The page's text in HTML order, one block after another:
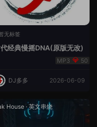
无标签
经典慢摇DNA(原版无改)
50
DJ多多 2026-06-09
House ·英文串烧